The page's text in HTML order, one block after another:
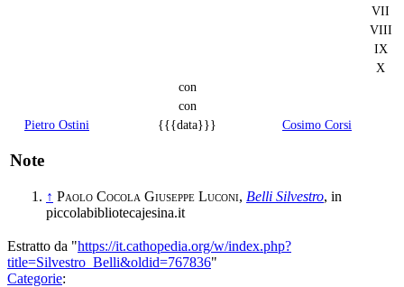
VII
VIII
IX
X
con
con
Pietro Ostini
{{{data}}} Cosimo Corsi
Note
↑ Paolo Cocola Giuseppe Luconi, Belli Silvestro, in
piccolabibliotecajesina.it
Estratto da "https://it.cathopedia.org/w/index.php?
title=Silvestro_Belli&oldid=767836"
Categorie: